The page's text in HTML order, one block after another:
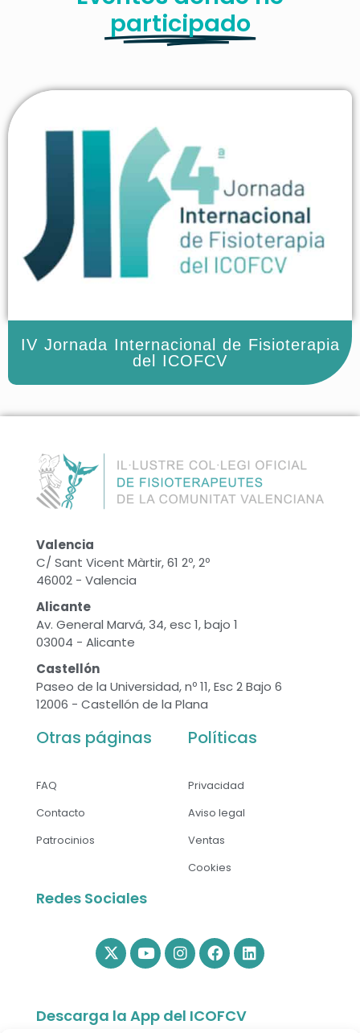
participado
IV Jornada Internacional de Fisioterapia
del ICOFCV
Valencia
C/ Sant Vicent Màrtir, 61 2º, 2º
46002 - Valencia
Alicante
Av. General Marvá, 34, esc 1, bajo 1
03004 - Alicante
Castellón
Paseo de la Universidad, nº 11, Esc 2 Bajo 6
12006 - Castellón de la Plana
Otras páginas
FAQ
Contacto
Patrocinios
Políticas
Privacidad
Aviso legal
Ventas
Cookies
Redes Sociales
Descarga la App del ICOFCV